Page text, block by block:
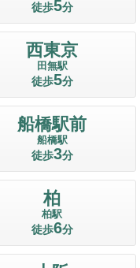
徒歩5分
西東京
田無駅
徒歩5分
船橋駅前
船橋駅
徒歩3分
柏
柏駅
徒歩6分